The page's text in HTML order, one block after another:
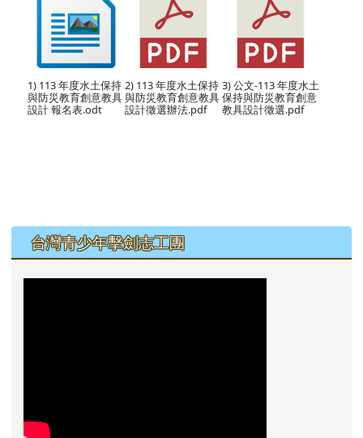
1) 113 年度水土保持
與防災教育創意教具
設計 報名表.odt
2) 113 年度水土保持
與防災教育創意教具
設計徵選辦法.pdf
3) 公文-113 年度水土
保持與防災教育創意
教具設計徵選.pdf
左邊區域內容
台灣青少年擊劍志工團